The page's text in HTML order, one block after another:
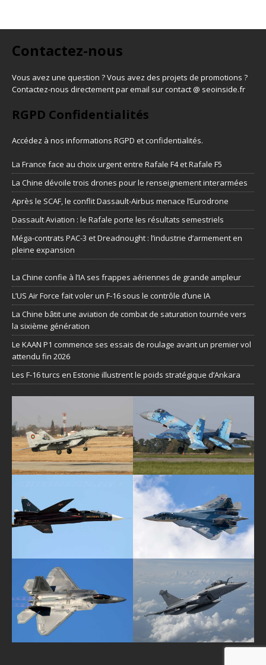
Contactez-nous
Vous avez une question ? Vous avez des projets de promotions ?
Contactez-nous directement par email sur contact @ seoinside.fr
RGPD Confidentialités
Accédez à nos informations RGPD et confidentialités.
La France face au choix urgent entre Rafale F4 et Rafale F5
La Chine dévoile trois drones pour le renseignement interarmées
Après le SCAF, le conflit Dassault-Airbus menace l’Eurodrone
Dassault Aviation : le Rafale porte les résultats semestriels
Méga-contrats PAC-3 et Dreadnought : l’industrie d’armement en
pleine expansion
La Chine confie à l’IA ses frappes aériennes de grande ampleur
L’US Air Force fait voler un F-16 sous le contrôle d’une IA
La Chine bâtit une aviation de combat de saturation tournée vers
la sixième génération
Le KAAN P1 commence ses essais de roulage avant un premier vol
attendu fin 2026
Les F-16 turcs en Estonie illustrent le poids stratégique d’Ankara